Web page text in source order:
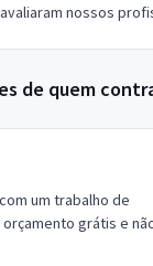
nossos
de quem
um trabalho de
grátis e